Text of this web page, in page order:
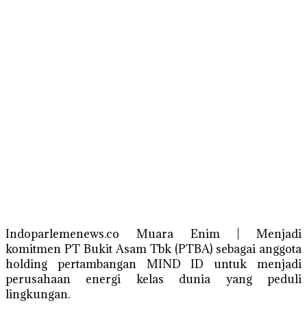
Indoparlemenews.co Muara Enim | Menjadi
komitmen PT Bukit Asam Tbk (PTBA) sebagai anggota
holding pertambangan MIND ID untuk menjadi
perusahaan energi kelas dunia yang peduli
lingkungan.